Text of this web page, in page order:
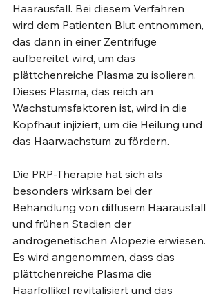
Haarausfall. Bei diesem Verfahren
wird dem Patienten Blut entnommen,
das dann in einer Zentrifuge
aufbereitet wird, um das
plättchenreiche Plasma zu isolieren.
Dieses Plasma, das reich an
Wachstumsfaktoren ist, wird in die
Kopfhaut injiziert, um die Heilung und
das Haarwachstum zu fördern.
Die PRP-Therapie hat sich als
besonders wirksam bei der
Behandlung von diffusem Haarausfall
und frühen Stadien der
androgenetischen Alopezie erwiesen.
Es wird angenommen, dass das
plättchenreiche Plasma die
Haarfollikel revitalisiert und das